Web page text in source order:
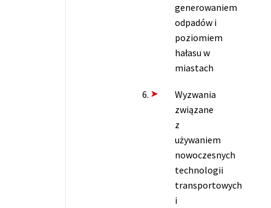
generowaniem
odpadów i
poziomiem
hałasu w
miastach
Wyzwania
związane
z
używaniem
nowoczesnych
technologii
transportowych
i